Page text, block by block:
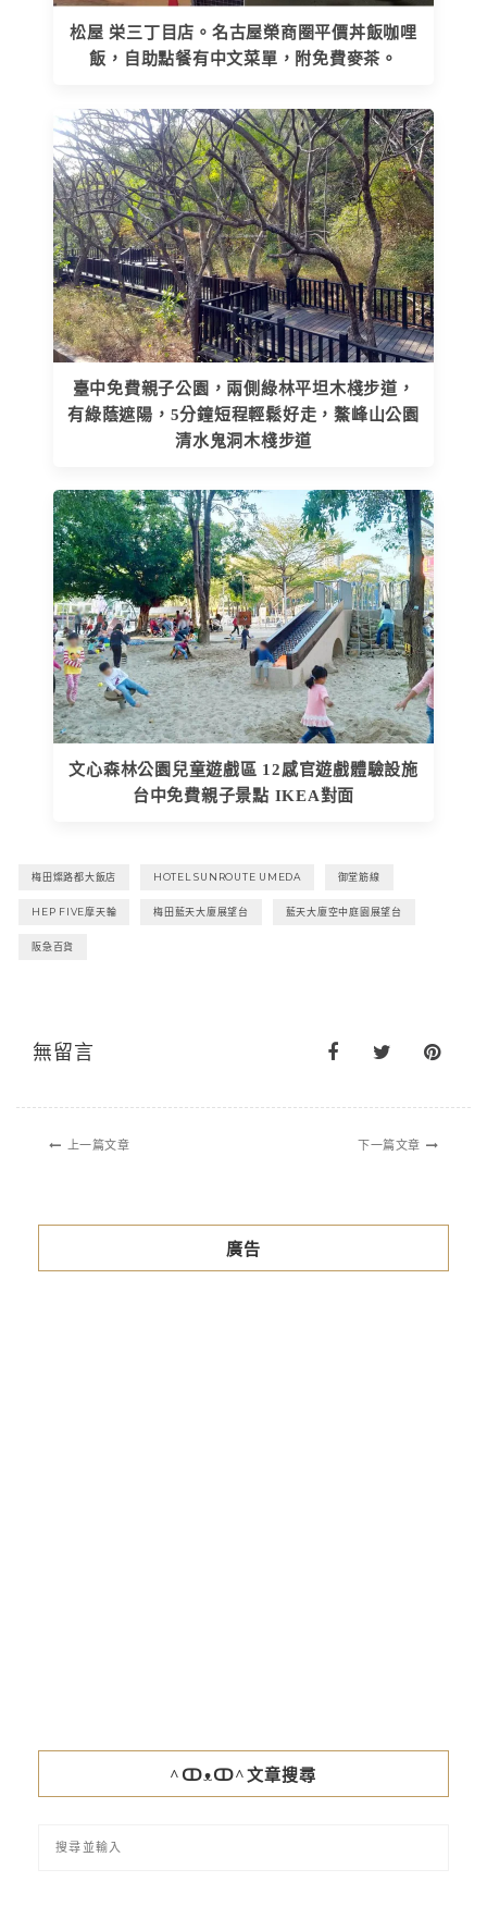
松屋 栄三丁目店。名古屋榮商圈平價丼飯咖哩
飯，自助點餐有中文菜單，附免費麥茶。
臺中免費親子公園，兩側綠林平坦木棧步道，
有綠蔭遮陽，5分鐘短程輕鬆好走，鰲峰山公園
清水鬼洞木棧步道
文心森林公園兒童遊戲區 12感官遊戲體驗設施
台中免費親子景點 IKEA對面
梅田燦路都大飯店 HOTEL SUNROUTE UMEDA 御堂筋線
HEP FIVE摩天輪 梅田藍天大廈展望台 藍天大廈空中庭園展望台
阪急百貨
無留言
上一篇文章 下一篇文章
廣告
^ↀᴥↀ^文章搜尋